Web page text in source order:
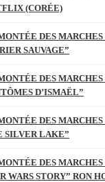
(CORÉE)
DES
SAUVAGE”
DES
D’ISMAËL”
DES
SILVER LAKE”
DES
WARS STORY” RON